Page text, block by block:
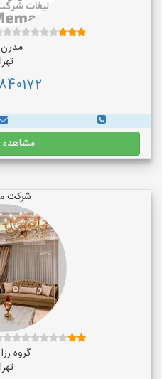
مشاهده
شرکت
گروه